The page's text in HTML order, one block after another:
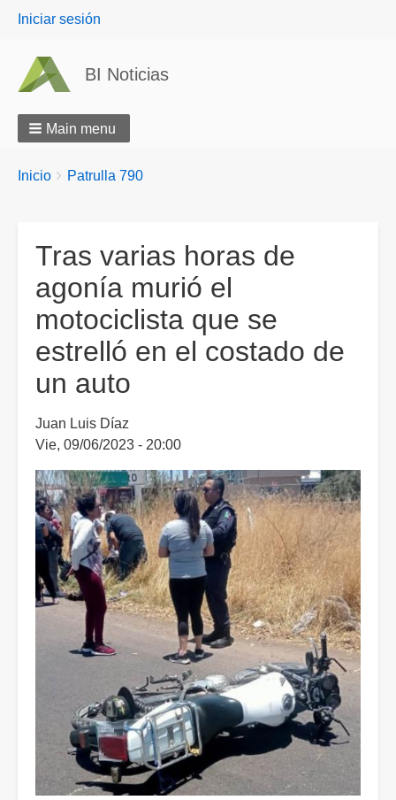
User
Iniciar sesión
BI Noticias
Main menu
Breadcrumbs
You
Inicio Patrulla 790
Tras varias horas de
agonía murió el
motociclista que se
estrelló en el costado de
un auto
Juan Luis Díaz
Vie, 09/06/2023 - 20:00